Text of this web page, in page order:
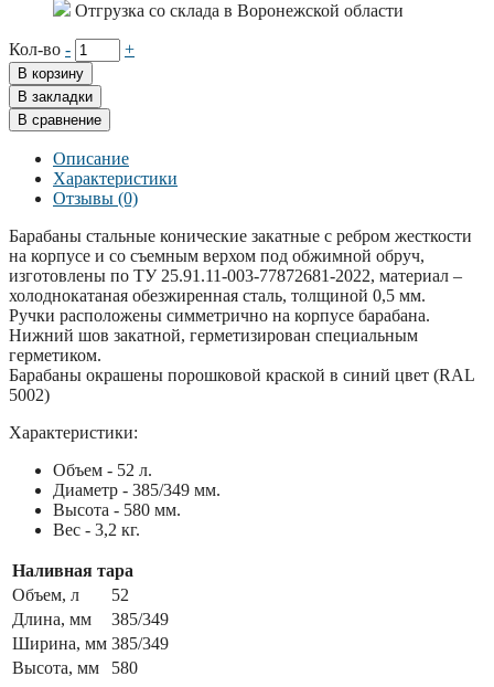
Отгрузка со склада в Воронежской области
Кол-во - +
В корзину
В закладки
В сравнение
Описание
Характеристики
Отзывы (0)
Барабаны стальные конические закатные с ребром жесткости
на корпусе и со съемным верхом под обжимной обруч,
изготовлены по ТУ 25.91.11-003-77872681-2022, материал –
холоднокатаная обезжиренная сталь, толщиной 0,5 мм.
Ручки расположены симметрично на корпусе барабана.
Нижний шов закатной, герметизирован специальным
герметиком.
Барабаны окрашены порошковой краской в синий цвет (RAL
5002)
Характеристики:
Объем - 52 л.
Диаметр - 385/349 мм.
Высота - 580 мм.
Вес - 3,2 кг.
Наливная тара
Объем, л
52
Длина, мм
385/349
Ширина, мм 385/349
Высота, мм
580